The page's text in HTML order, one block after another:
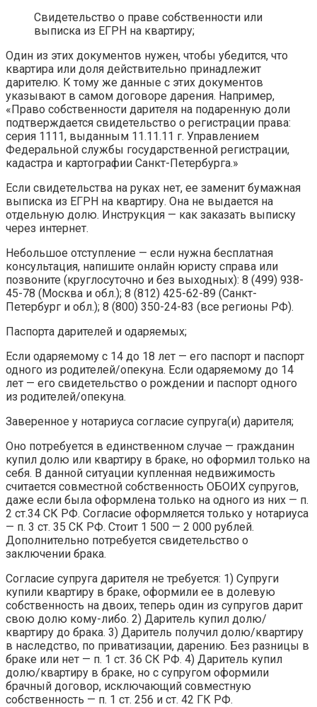
Свидетельство о праве собственности или
выписка из ЕГРН на квартиру;
Один из этих документов нужен, чтобы убедится, что
квартира или доля действительно принадлежит
дарителю. К тому же данные с этих документов
указывают в самом договоре дарения. Например,
«Право собственности дарителя на подаренную доли
подтверждается свидетельство о регистрации права:
серия 1111, выданным 11.11.11 г. Управлением
Федеральной службы государственной регистрации,
кадастра и картографии Санкт-Петербурга.»
Если свидетельства на руках нет, ее заменит бумажная
выписка из ЕГРН на квартиру. Она не выдается на
отдельную долю. Инструкция — как заказать выписку
через интернет.
Небольшое отступление — если нужна бесплатная
консультация, напишите онлайн юристу справа или
позвоните (круглосуточно и без выходных): 8 (499) 938-
45-78 (Москва и обл.); 8 (812) 425-62-89 (Санкт-
Петербург и обл.); 8 (800) 350-24-83 (все регионы РФ).
Паспорта дарителей и одаряемых;
Если одаряемому с 14 до 18 лет — его паспорт и паспорт
одного из родителей/опекуна. Если одаряемому до 14
лет — его свидетельство о рождении и паспорт одного
из родителей/опекуна.
Заверенное у нотариуса согласие супруга(и) дарителя;
Оно потребуется в единственном случае — гражданин
купил долю или квартиру в браке, но оформил только на
себя. В данной ситуации купленная недвижимость
считается совместной собственность ОБОИХ супругов,
даже если была оформлена только на одного из них — п.
2 ст.34 СК РФ. Согласие оформляется только у нотариуса
— п. 3 ст. 35 СК РФ. Стоит 1 500 — 2 000 рублей.
Дополнительно потребуется свидетельство о
заключении брака.
Согласие супруга дарителя не требуется: 1) Супруги
купили квартиру в браке, оформили ее в долевую
собственность на двоих, теперь один из супругов дарит
свою долю кому-либо. 2) Даритель купил долю/
квартиру до брака. 3) Даритель получил долю/квартиру
в наследство, по приватизации, дарению. Без разницы в
браке или нет — п. 1 ст. 36 СК РФ. 4) Даритель купил
долю/квартиру в браке, но с супругом оформили
брачный договор, исключающий совместную
собственность — п. 1 ст. 256 и ст. 42 ГК РФ.